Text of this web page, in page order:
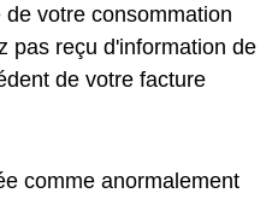
votre consommation
pas reçu d'information de
de votre facture
comme anormalement